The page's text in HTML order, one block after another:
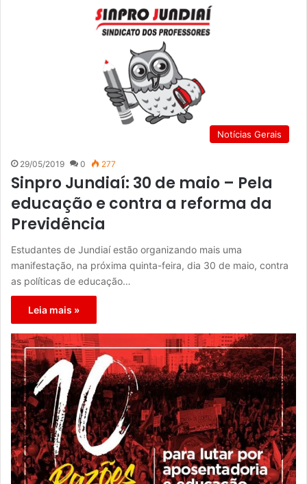
Notícias Gerais
29/05/2019 0 277
Sinpro Jundiaí: 30 de maio – Pela
educação e contra a reforma da
Previdência
Estudantes de Jundiaí estão organizando mais uma
manifestação, na próxima quinta-feira, dia 30 de maio, contra
as políticas de educação…
Leia mais »